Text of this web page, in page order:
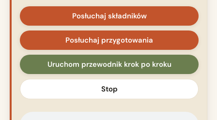
Posłuchaj składników
Posłuchaj przygotowania
Uruchom przewodnik krok po kroku
Stop